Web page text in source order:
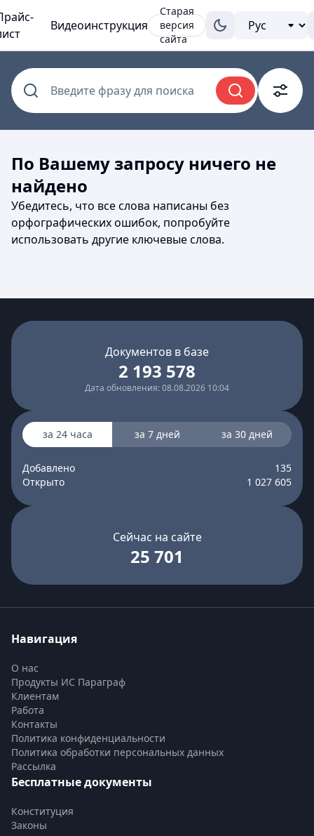
Видеоинструкция
Старая
версия
сайта
Введите фразу для поиска
По Вашему запросу ничего не
найдено
Убедитесь, что все слова написаны без
орфографических ошибок, попробуйте
использовать другие ключевые слова.
Документов в базе
2 193 578
Дата обновления: 08.08.2026 10:04
за 24 часа за 7 дней за 30 дней
Добавлено
135
Открыто
1 027 605
Сейчас на сайте
25 701
Навигация
О нас
Продукты ИС Параграф
Клиентам
Работа
Контакты
Политика конфиденциальности
Политика обработки персональных данных
Рассылка
Бесплатные документы
Конституция
Законы